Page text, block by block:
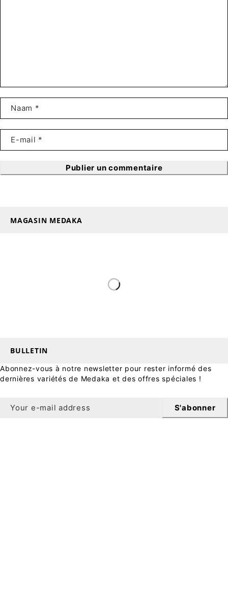
Publier un commentaire
MAGASIN MEDAKA
BULLETIN
Abonnez-vous à notre newsletter pour rester informé des
dernières variétés de Medaka et des offres spéciales !
S'abonner